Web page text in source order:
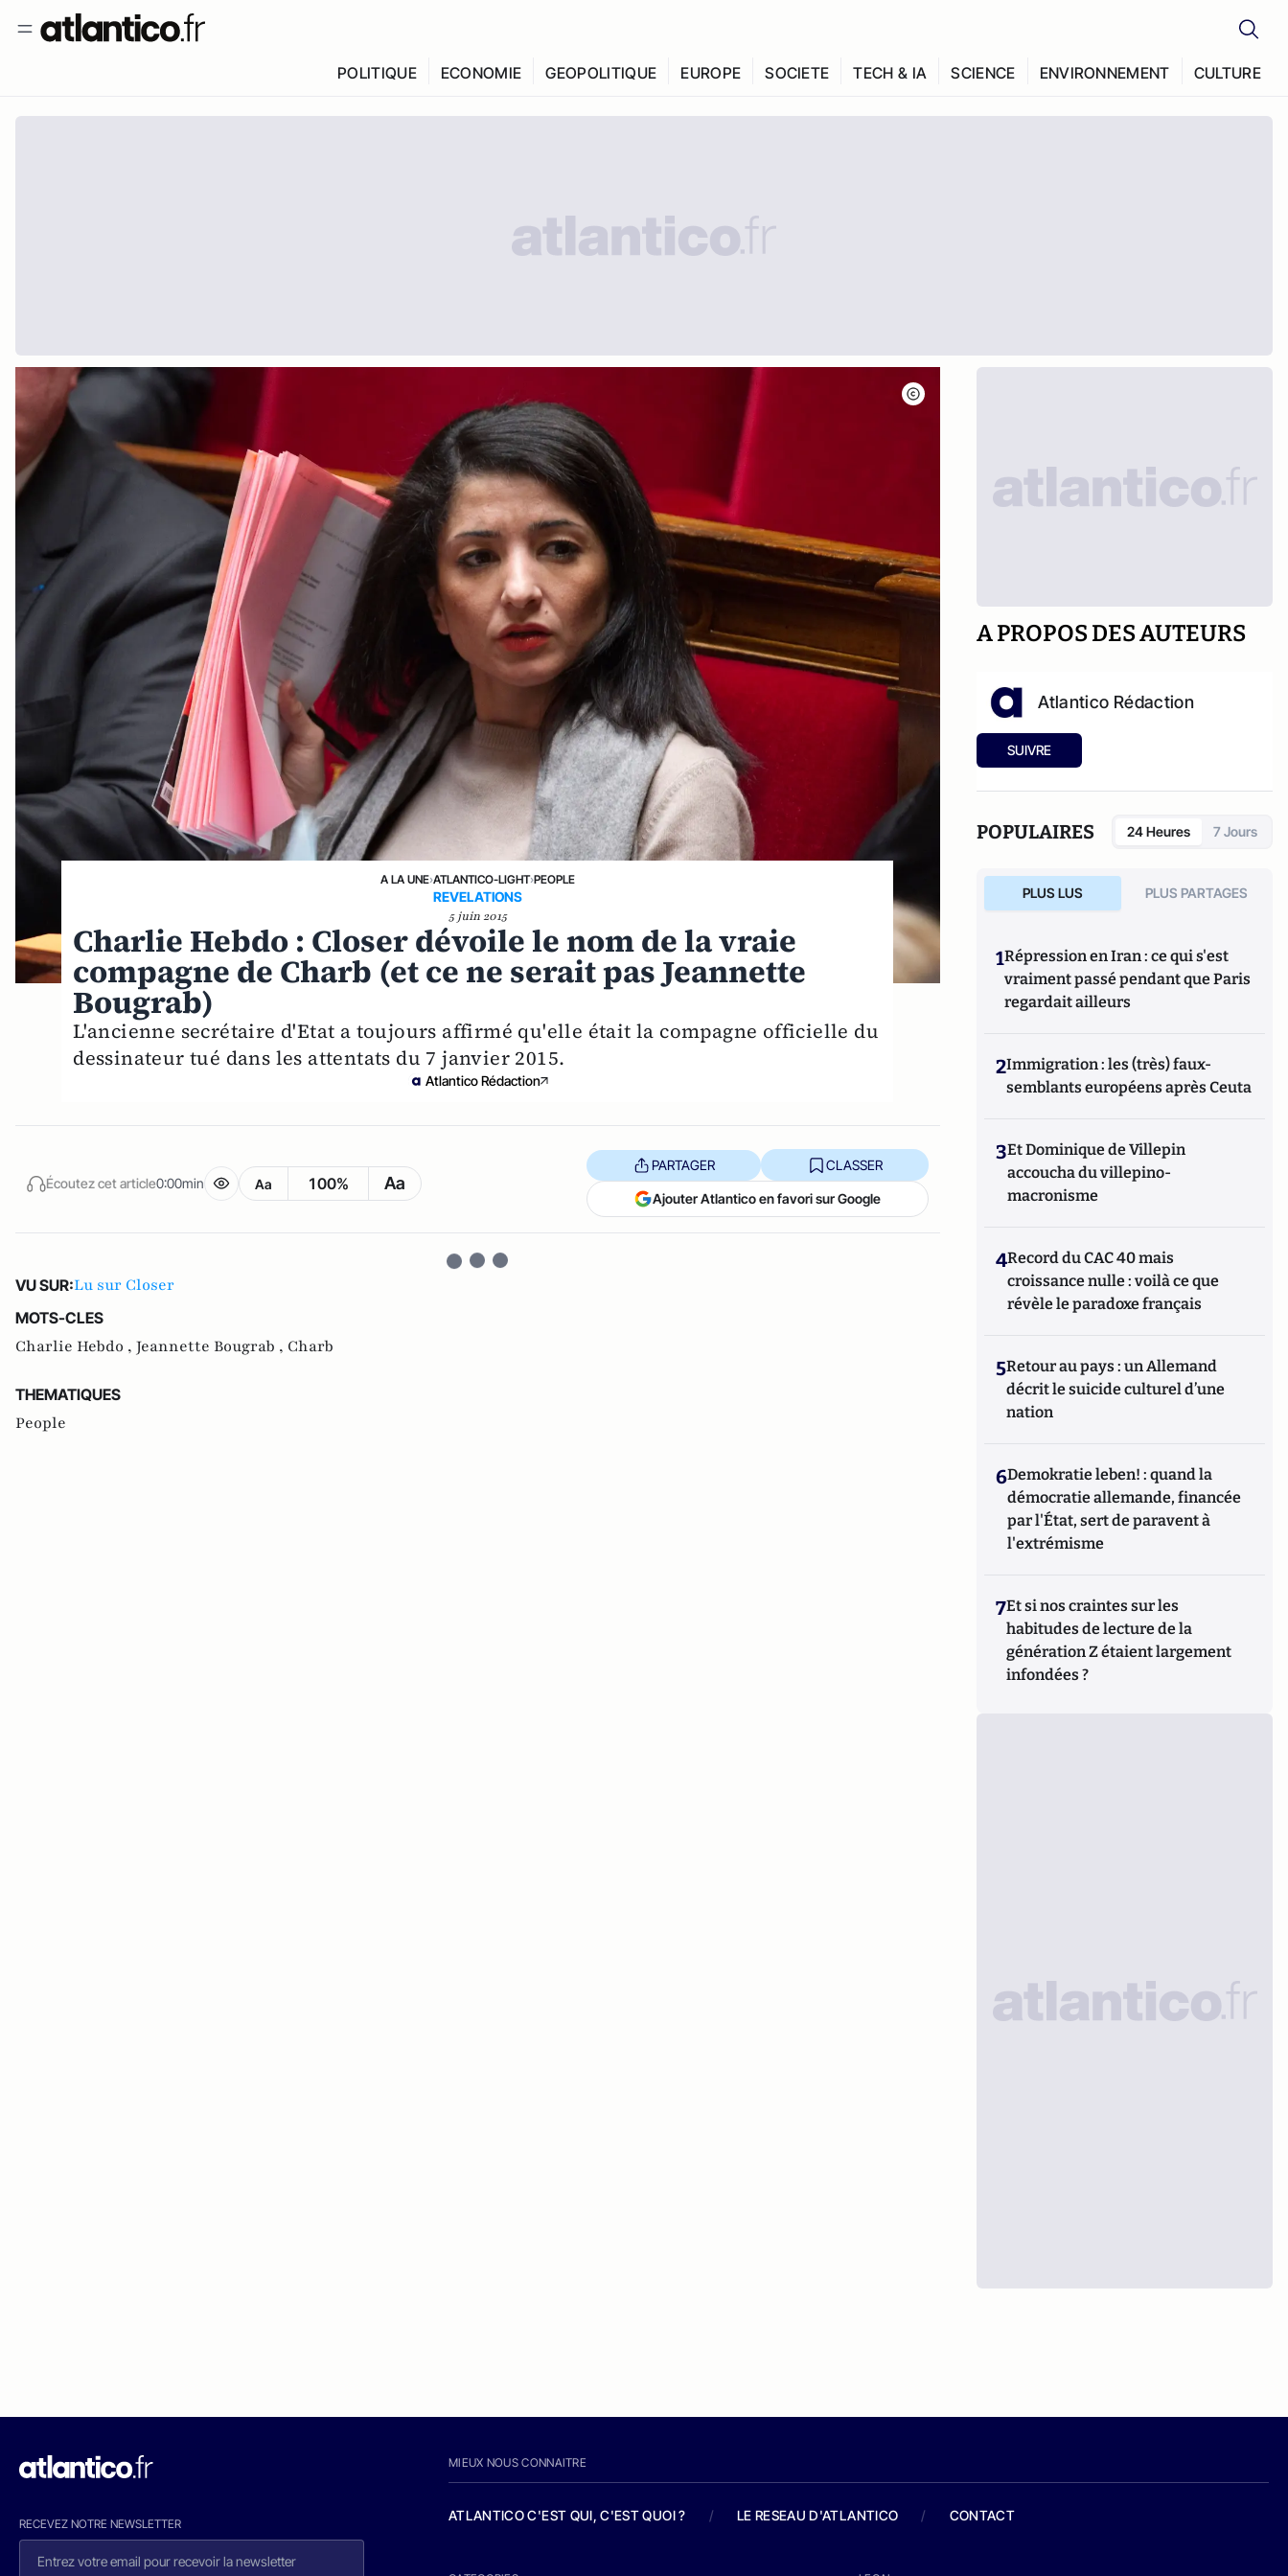
POLITIQUE ECONOMIE GEOPOLITIQUE EUROPE SOCIETE TECH & IA SCIENCE ENVIRONNEMENT CULTURE
A LA UNE›ATLANTICO-LIGHT›PEOPLE
REVELATIONS
5 juin 2015
Charlie Hebdo : Closer dévoile le nom de la vraie
compagne de Charb (et ce ne serait pas Jeannette
Bougrab)
L'ancienne secrétaire d'Etat a toujours affirmé qu'elle était la compagne officielle du
dessinateur tué dans les attentats du 7 janvier 2015.
Atlantico Rédaction
Écoutez cet article0:00min Aa 100% Aa
PARTAGER CLASSER
Ajouter Atlantico en favori sur Google
VU SUR:Lu sur Closer
MOTS-CLES
Charlie Hebdo , Jeannette Bougrab , Charb
THEMATIQUES
People
A PROPOS DES AUTEURS
Atlantico Rédaction
SUIVRE
POPULAIRES 24 Heures 7 Jours
PLUS LUS PLUS PARTAGES
1Répression en Iran : ce qui s'est
vraiment passé pendant que Paris
regardait ailleurs
2Immigration : les (très) faux-
semblants européens après Ceuta
3Et Dominique de Villepin
accoucha du villepino-
macronisme
4Record du CAC 40 mais
croissance nulle : voilà ce que
révèle le paradoxe français
5Retour au pays : un Allemand
décrit le suicide culturel d’une
nation
6Demokratie leben! : quand la
démocratie allemande, financée
par l'État, sert de paravent à
l'extrémisme
7Et si nos craintes sur les
habitudes de lecture de la
génération Z étaient largement
infondées ?
RECEVEZ NOTRE NEWSLETTER
MIEUX NOUS CONNAITRE
ATLANTICO C'EST QUI, C'EST QUOI ? / LE RESEAU D'ATLANTICO / CONTACT